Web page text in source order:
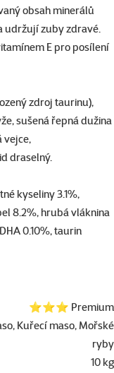
obsah minerálů
udržují zuby zdravé.
E pro posílení
zdroj taurinu),
sušená řepná dužina
vejce,
draselný.
kyseliny 3.1%,
8.2%, hrubá vláknina
0.10%, taurin
⭐⭐⭐ Premium
Kuřecí maso, Mořské
ryby
10 kg